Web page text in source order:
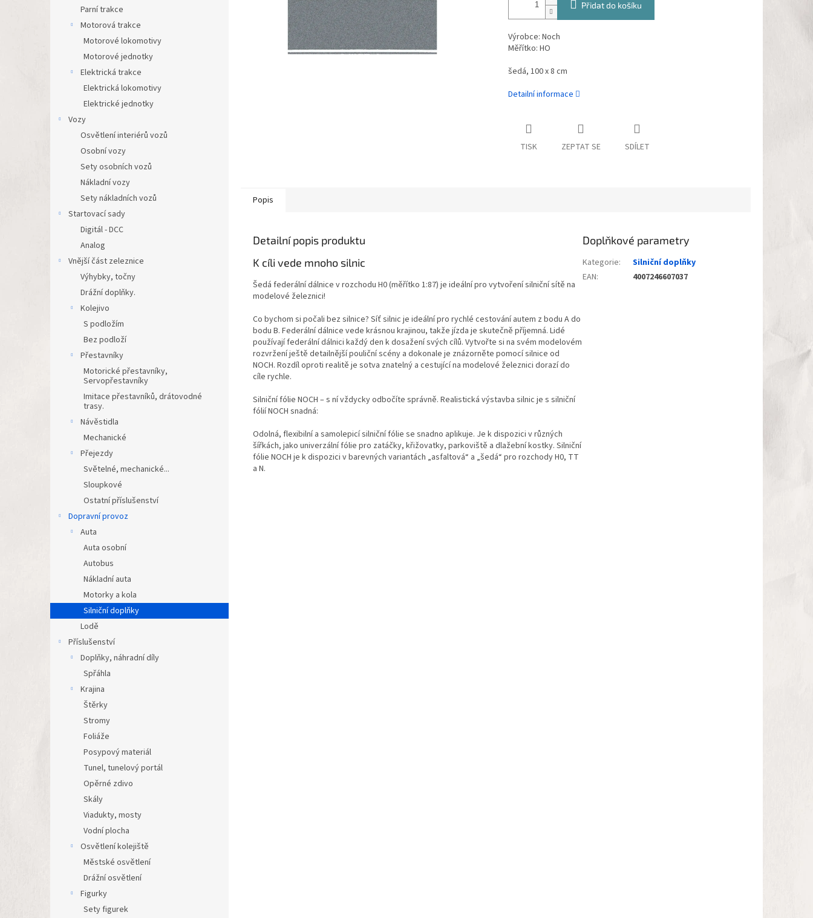
Parní trakce
Motorová trakce
Motorové lokomotivy
Motorové jednotky
Elektrická trakce
Elektrická lokomotivy
Elektrické jednotky
Vozy
Osvětlení interiérů vozů
Osobní vozy
Sety osobních vozů
Nákladní vozy
Sety nákladních vozů
Startovací sady
Digitál - DCC
Analog
Vnější část zeleznice
Výhybky, točny
Drážní doplňky.
Kolejivo
S podložím
Bez podloží
Přestavníky
Motorické přestavníky,
Servopřestavníky
Imitace přestavníků, drátovodné
trasy.
Návěstidla
Mechanické
Přejezdy
Světelné, mechanické...
Sloupkové
Ostatní příslušenství
Dopravní provoz
Auta
Auta osobní
Autobus
Nákladní auta
Motorky a kola
Silniční doplňky
Lodě
Příslušenství
Doplňky, náhradní díly
Spřáhla
Krajina
Štěrky
Stromy
Foliáže
Posypový materiál
Tunel, tunelový portál
Opěrné zdivo
Skály
Viadukty, mosty
Vodní plocha
Osvětlení kolejiště
Městské osvětlení
Drážní osvětlení
Figurky
Sety figurek
Přidat do košíku
Výrobce: Noch
Měřítko: HO
šedá, 100 x 8 cm
Detailní informace
TISK ZEPTAT SE SDÍLET
Popis
Detailní popis produktu
K cíli vede mnoho silnic
Šedá federální dálnice v rozchodu H0 (měřítko 1:87) je ideální pro vytvoření silniční sítě na
modelové železnici!
Co bychom si počali bez silnice? Síť silnic je ideální pro rychlé cestování autem z bodu A do
bodu B. Federální dálnice vede krásnou krajinou, takže jízda je skutečně příjemná. Lidé
používají federální dálnici každý den k dosažení svých cílů. Vytvořte si na svém modelovém
rozvržení ještě detailnější pouliční scény a dokonale je znázorněte pomocí silnice od
NOCH. Rozdíl oproti realitě je sotva znatelný a cestující na modelové železnici dorazí do
cíle rychle.
Silniční fólie NOCH – s ní vždycky odbočíte správně. Realistická výstavba silnic je s silniční
fólií NOCH snadná:
Odolná, flexibilní a samolepicí silniční fólie se snadno aplikuje. Je k dispozici v různých
šířkách, jako univerzální fólie pro zatáčky, křižovatky, parkoviště a dlažební kostky. Silniční
fólie NOCH je k dispozici v barevných variantách „asfaltová“ a „šedá“ pro rozchody H0, TT
a N.
Doplňkové parametry
Kategorie:
Silniční doplňky
EAN: 4007246607037